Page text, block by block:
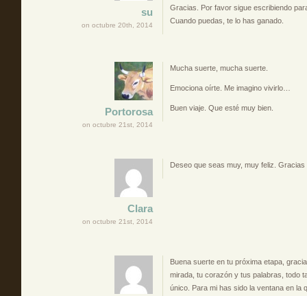
su
on octubre 20th, 2014
Gracias. Por favor sigue escribiendo
Cuando puedas, te lo has ganado.
Portorosa
on octubre 21st, 2014
Mucha suerte, mucha suerte.
Emociona oírte. Me imagino vivirlo…
Buen viaje. Que esté muy bien.
Clara
on octubre 21st, 2014
Deseo que seas muy, muy feliz. Gracias
Buena suerte en tu próxima etapa,
mirada, tu corazón y tus palabras, todo
único. Para mi has sido la ventana en la